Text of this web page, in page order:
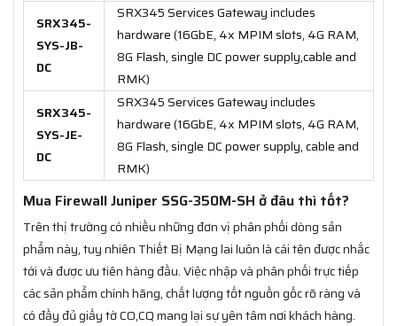
SRX345-
SYS-JB-
DC
SRX345 Services Gateway includes
hardware (16GbE, 4x MPIM slots, 4G RAM,
8G Flash, single DC power supply,cable and
RMK)
SRX345-
SYS-JE-
DC
SRX345 Services Gateway includes
hardware (16GbE, 4x MPIM slots, 4G RAM,
8G Flash, single DC power supply, cable and
RMK)
Mua Firewall Juniper SSG-350M-SH ở đâu thì tốt?
Trên thị trường có nhiều những đơn vị phân phối dòng sản
phẩm này, tuy nhiên Thiết Bị Mạng lai luôn là cái tên được nhắc
tới và được ưu tiên hàng đầu. Việc nhập và phân phối trực tiếp
các sản phẩm chính hãng, chất lượng tốt nguồn gốc rõ ràng và
có đầy đủ giấy tờ CO,CQ mang lại sự yên tâm nơi khách hàng.